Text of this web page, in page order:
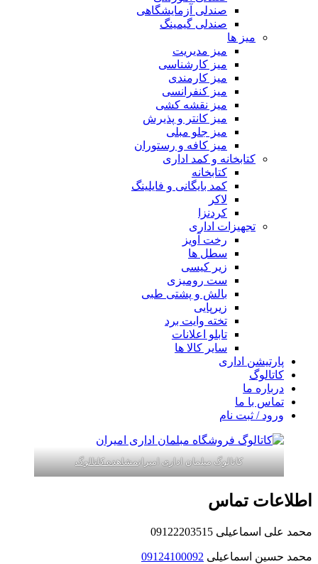
صندلی آزمایشگاهی
صندلی گیمینگ
میز ها
میز مدیریت
میز کارشناسی
میز کارمندی
میز کنفرانسی
میز نقشه کشی
میز کانتر و پذیرش
میز جلو مبلی
میز کافه و رستوران
کتابخانه و کمد اداری
کتابخانه
کمد بایگانی و فایلینگ
لاکر
کردنزا
تجهیزات اداری
رخت آویز
سطل ها
زیر کیسی
ست رومیزی
بالش و پشتی طبی
زیرپایی
تخته وایت برد
تابلو اعلانات
سایر کالا ها
پارتیشن اداری
کاتالوگ
درباره ما
تماس با ما
ورود / ثبت نام
کاتالوگ مبلمان اداری امیرانمشاهده کاتالوگ
اطلاعات تماس
محمد علی اسماعیلی 09122203515
محمد حسین اسماعیلی 09124100092